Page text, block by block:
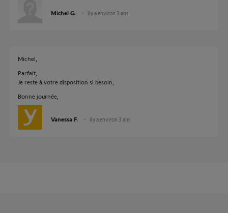
Michel G. il y a environ 3 ans
Michel,
Parfait,
Je reste à votre disposition si besoin,
Bonne journée,
Vanessa F. il y a environ 3 ans